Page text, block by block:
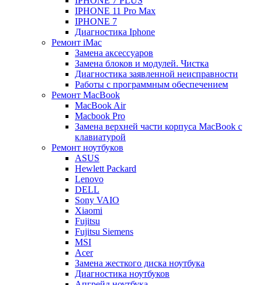
IPHONE 11 Pro Max
IPHONE 7
Диагностика Iphone
Ремонт iMac
Замена аксессуаров
Замена блоков и модулей. Чистка
Диагностика заявленной неисправности
Работы с программным обеспечением
Ремонт MacBook
MacBook Air
Macbook Pro
Замена верхней части корпуса MacBook с
клавиатурой
Ремонт ноутбуков
ASUS
Hewlett Packard
Lenovo
DELL
Sony VAIO
Xiaomi
Fujitsu
Fujitsu Siemens
MSI
Acer
Замена жесткого диска ноутбука
Диагностика ноутбуков